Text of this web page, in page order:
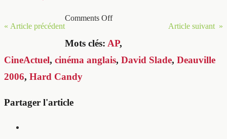
« Article précédent Article suivant »
Comments Off
Mots clés: AP,
CineActuel, cinéma anglais, David Slade, Deauville
2006, Hard Candy
Partager l'article